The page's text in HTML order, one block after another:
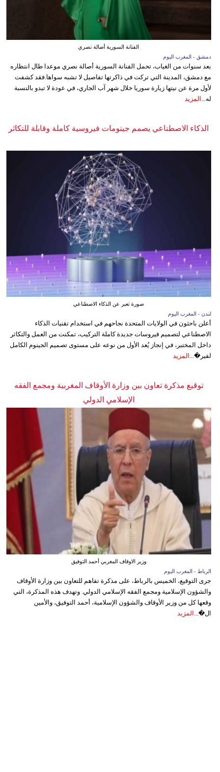
الفنانة السورية أصالة نصري
دمشق - المغرب اليوم
بعد سنوات من الغياب، تحمل الفنانة السورية أصالة نصري موعدا طال انتظاره
مع دمشق، المدينة التي تركت في ذاكرتها تفاصيل لا تشبه سواها.فقد كشفت
لأول مرة عن نيتها زيارة سوريا خلال شهر آب الجاري، في عودة لا تبدو بالنسبة
له... المزيد
الذكاء الاصطناعي يصمم جينومات فيروسية كاملة وقابلة للتكاثر
صورة تعبر عن الذكاء الاصطناعي
لندن - المغرب اليوم
أعلن باحثون في الولايات المتحدة نجاحهم في استخدام تقنيات الذكاء
الاصطناعي لتصميم فيروسات جديدة كاملة التركيب، تمكنت من العمل والتكاثر
داخل المختبر، في إنجاز يُعد الأول من نوعه على مستوى تصميم الجينوم الكامل
لفير�... المزيد
توقيع مذكرة تعاون بين وزارة الأوقاف المغربية ومجمع الفقه
الإسلامي الدولي
وزير الاوقاف المغربي أحمد التوفيق
الرباط - المغرب اليوم
جرى التوقيع، الخميس بالرباط، على مذكرة تفاهم للتعاون بين وزارة الأوقاف
والشؤون الإسلامية ومجمع الفقه الإسلامي الدولي. وتهدف هذه المذكرة، التي
وقعها كل من وزير الأوقاف والشؤون الإسلامية، أحمد التوفيق، والأمين
ال�... المزيد